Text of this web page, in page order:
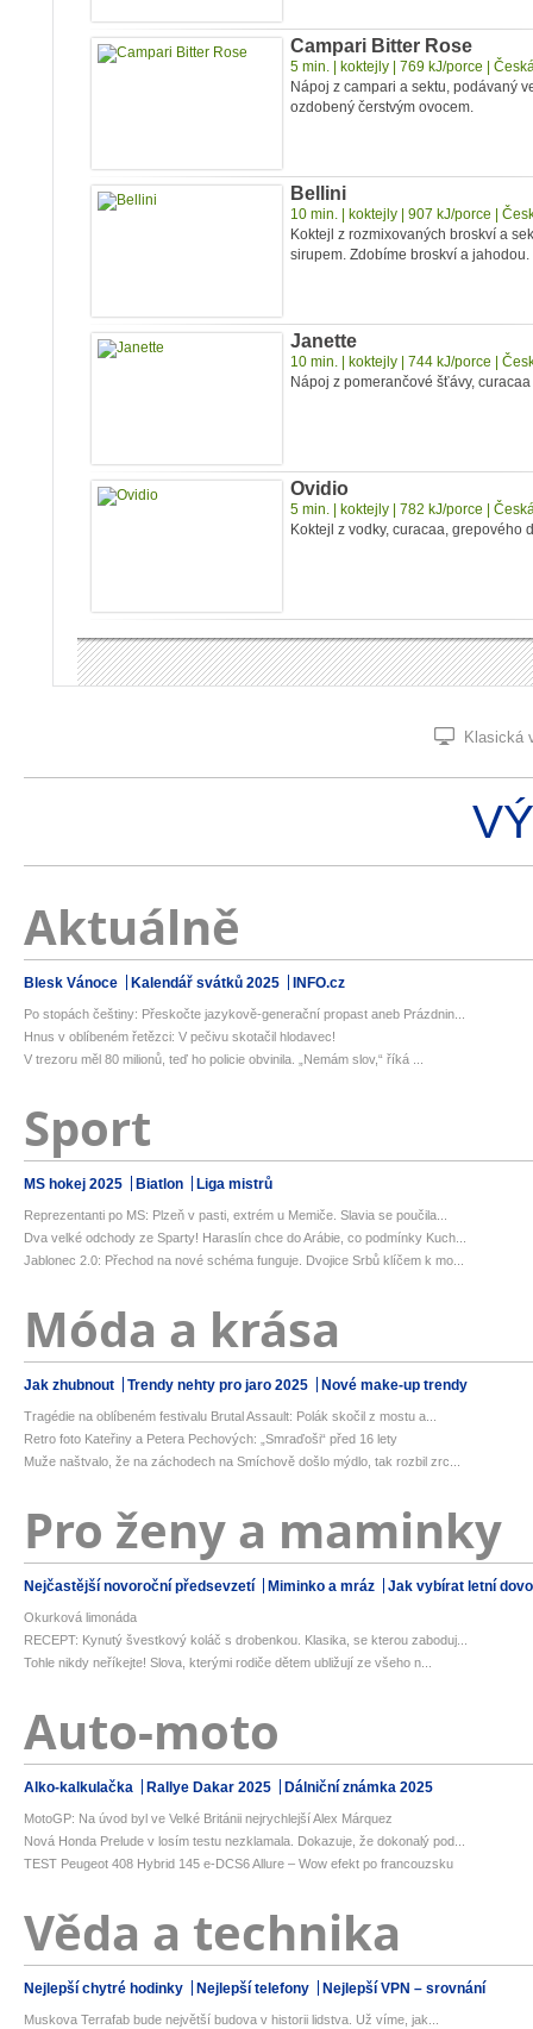
Campari Bitter Rose
5 min. | koktejly | 769 kJ/porce |
Nápoj z campari a sektu, podávaný
ozdobený čerstvým ovocem.
Bellini
10 min. | koktejly | 907 kJ/porce |
Koktejl z rozmixovaných broskví a
sirupem. Zdobíme broskví a jahodou.
Janette
10 min. | koktejly | 744 kJ/porce |
Nápoj z pomerančové šťávy,
Ovidio
5 min. | koktejly | 782 kJ/porce |
Koktejl z vodky, curacaa, grepového
Klasická
Aktuálně
Blesk Vánoce Kalendář svátků 2025 INFO.cz
Po stopách češtiny: Přeskočte jazykově-generační propast aneb Prázdnin...
Hnus v oblíbeném řetězci: V pečivu skotačil hlodavec!
V trezoru měl 80 milionů, teď ho policie obvinila. „Nemám slov,“ říká ...
Sport
MS hokej 2025 Biatlon Liga mistrů
Reprezentanti po MS: Plzeň v pasti, extrém u Memiče. Slavia se poučila...
Dva velké odchody ze Sparty! Haraslín chce do Arábie, co podmínky Kuch...
Jablonec 2.0: Přechod na nové schéma funguje. Dvojice Srbů klíčem k mo...
Móda a krása
Jak zhubnout Trendy nehty pro jaro 2025 Nové make-up trendy
Tragédie na oblíbeném festivalu Brutal Assault: Polák skočil z mostu a...
Retro foto Kateřiny a Petera Pechových: „Smraďoši“ před 16 lety
Muže naštvalo, že na záchodech na Smíchově došlo mýdlo, tak rozbil zrc...
Pro ženy a maminky
Nejčastější novoroční předsevzetí Miminko a mráz Jak vybírat letní
Okurková limonáda
RECEPT: Kynutý švestkový koláč s drobenkou. Klasika, se kterou zaboduj...
Tohle nikdy neříkejte! Slova, kterými rodiče dětem ubližují ze všeho n...
Auto-moto
Alko-kalkulačka Rallye Dakar 2025 Dálniční známka 2025
MotoGP: Na úvod byl ve Velké Británii nejrychlejší Alex Márquez
Nová Honda Prelude v losím testu nezklamala. Dokazuje, že dokonalý pod...
TEST Peugeot 408 Hybrid 145 e-DCS6 Allure – Wow efekt po francouzsku
Věda a technika
Nejlepší chytré hodinky Nejlepší telefony Nejlepší VPN – srovnání
Muskova Terrafab bude největší budova v historii lidstva. Už víme, jak...